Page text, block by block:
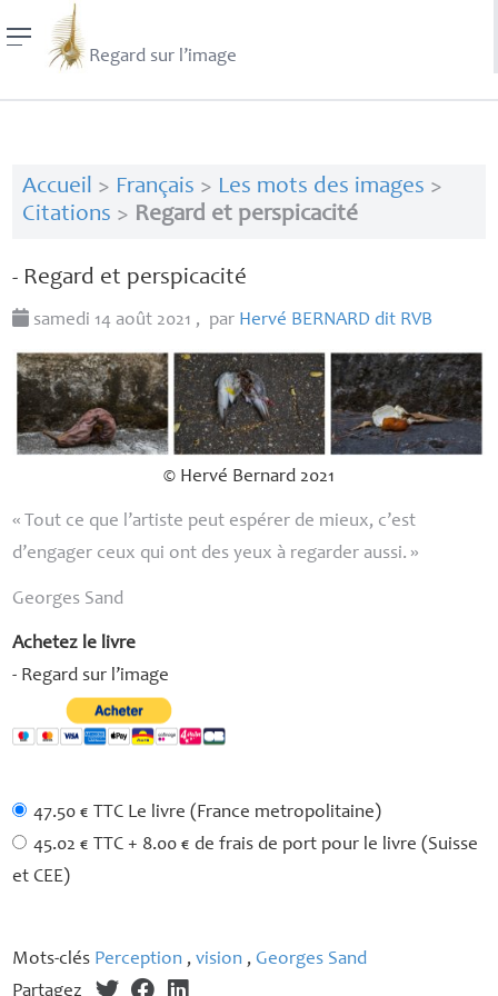
Regard sur l’image
Accueil > Français > Les mots des images >
Citations > Regard et perspicacité
- Regard et perspicacité
samedi 14 août 2021 , par Hervé BERNARD dit RVB
© Hervé Bernard 2021
« Tout ce que l’artiste peut espérer de mieux, c’est
d’engager ceux qui ont des yeux à regarder aussi. »
Georges Sand
Achetez le livre
- Regard sur l’image
47.50 € TTC Le livre (France metropolitaine)
45.02 € TTC + 8.00 € de frais de port pour le livre (Suisse
et CEE)
Mots-clés Perception ,vision ,Georges Sand